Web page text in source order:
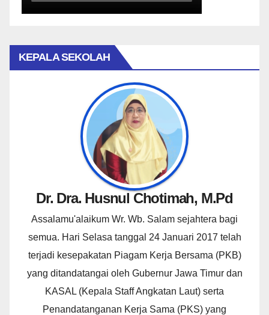
KEPALA SEKOLAH
Dr. Dra. Husnul Chotimah, M.Pd
Assalamu'alaikum Wr. Wb. Salam sejahtera bagi
semua. Hari Selasa tanggal 24 Januari 2017 telah
terjadi kesepakatan Piagam Kerja Bersama (PKB)
yang ditandatangai oleh Gubernur Jawa Timur dan
KASAL (Kepala Staff Angkatan Laut) serta
Penandatanganan Kerja Sama (PKS) yang